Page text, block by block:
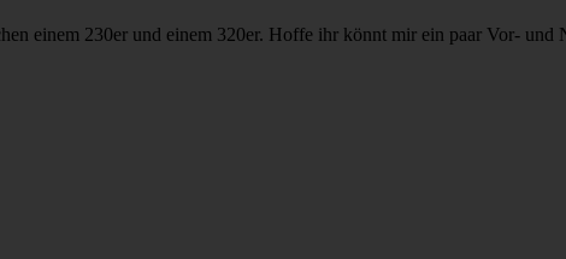
einem 230er und einem 320er. Hoffe ihr könnt mir ein paar Vor- und